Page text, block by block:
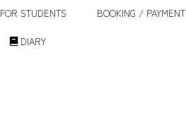
FOR STUDENTS BOOKING / PAYMENT
DIARY